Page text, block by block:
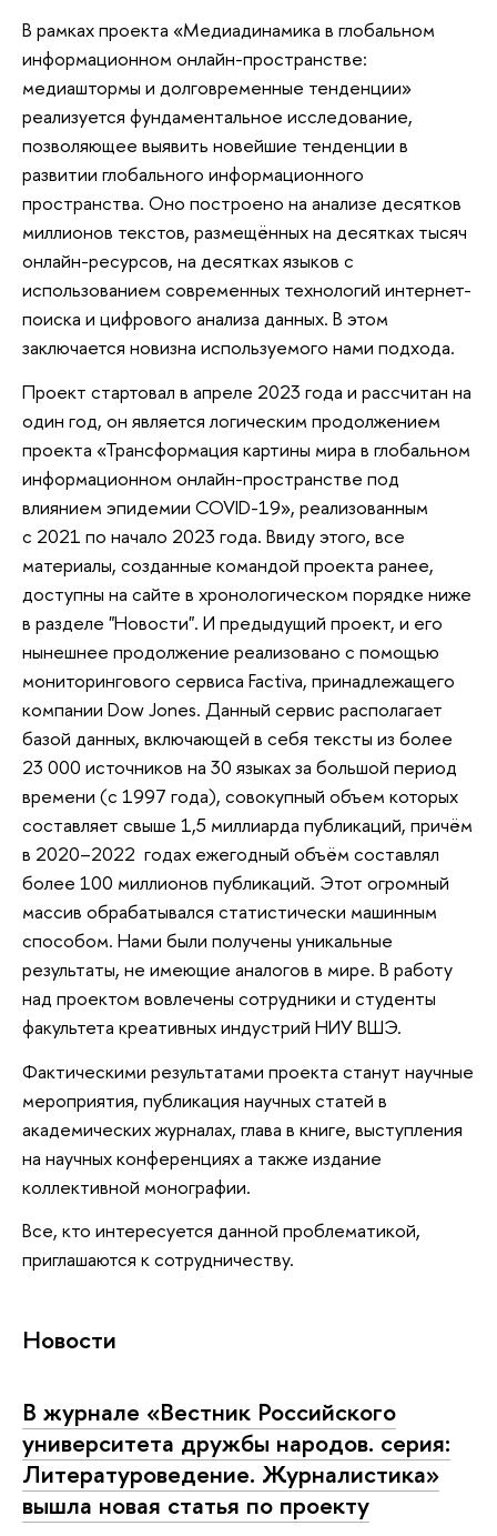
В рамках проекта «Медиадинамика в глобальном
информационном онлайн-пространстве:
медиаштормы и долговременные тенденции»
реализуется фундаментальное исследование,
позволяющее выявить новейшие тенденции в
развитии глобального информационного
пространства. Оно построено на анализе десятков
миллионов текстов, размещённых на десятках тысяч
онлайн-ресурсов, на десятках языков с
использованием современных технологий интернет-
поиска и цифрового анализа данных. В этом
заключается новизна используемого нами подхода.
Проект стартовал в апреле 2023 года и рассчитан на
один год, он является логическим продолжением
проекта «Трансформация картины мира в глобальном
информационном онлайн-пространстве под
влиянием эпидемии COVID-19», реализованным
с 2021 по начало 2023 года. Ввиду этого, все
материалы, созданные командой проекта ранее,
доступны на сайте в хронологическом порядке ниже
в разделе "Новости". И предыдущий проект, и его
нынешнее продолжение реализовано с помощью
мониторингового сервиса Factiva, принадлежащего
компании Dow Jones. Данный сервис располагает
базой данных, включающей в себя тексты из более
23 000 источников на 30 языках за большой период
времени (с 1997 года), совокупный объем которых
составляет свыше 1,5 миллиарда публикаций, причём
в 2020–2022 годах ежегодный объём составлял
более 100 миллионов публикаций. Этот огромный
массив обрабатывался статистически машинным
способом. Нами были получены уникальные
результаты, не имеющие аналогов в мире. В работу
над проектом вовлечены сотрудники и студенты
факультета креативных индустрий НИУ ВШЭ.
Фактическими результатами проекта станут научные
мероприятия, публикация научных статей в
академических журналах, глава в книге, выступления
на научных конференциях а также издание
коллективной монографии.
Все, кто интересуется данной проблематикой,
приглашаются к сотрудничеству.
Новости
В журнале «Вестник Российского
университета дружбы народов. серия:
Литературоведение. Журналистика»
вышла новая статья по проекту